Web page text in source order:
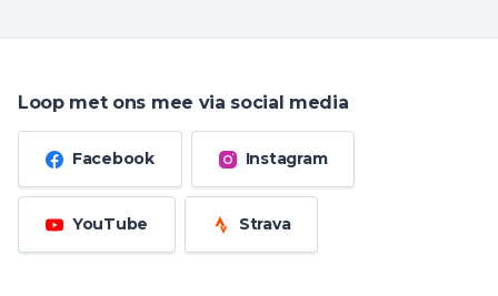
Loop met ons mee via social media
Facebook Instagram
YouTube Strava